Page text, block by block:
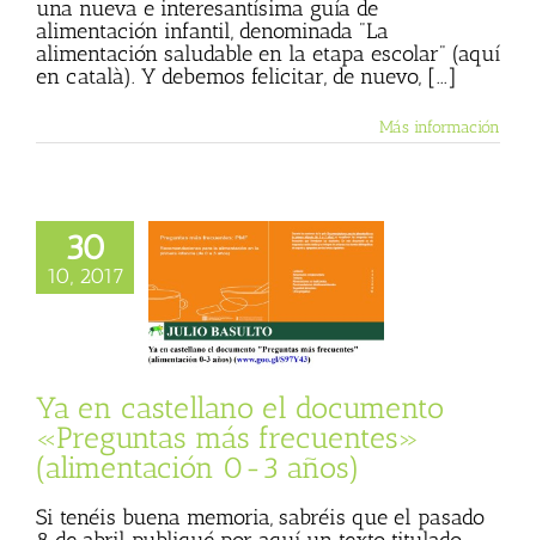
una nueva e interesantísima guía de
alimentación infantil, denominada "La
alimentación saludable en la etapa escolar" (aquí
en català). Y debemos felicitar, de nuevo, [...]
Más información
30
10, 2017
castellano el
«Preguntas
frecuentes»
BasultoYa en castellano el documento
«Preguntas más frecuentes»
(alimentación 0-3 años)
Si tenéis buena memoria, sabréis que el pasado